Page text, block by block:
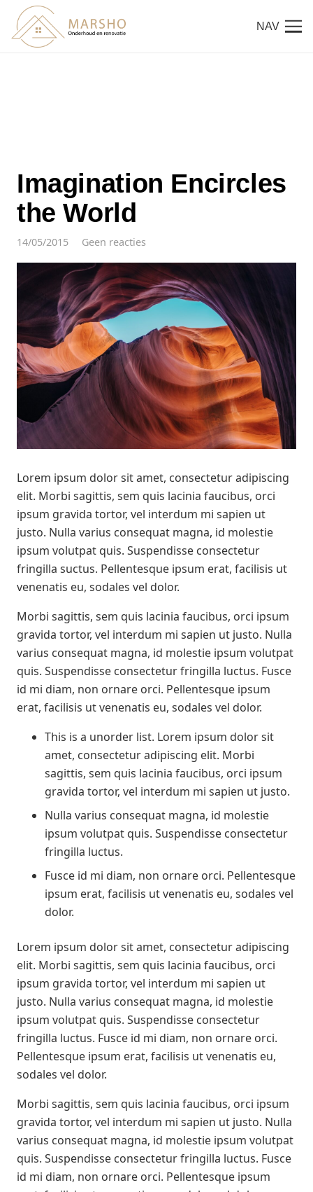
NAV
Imagination Encircles
the World
14/05/2015 Geen reacties
Lorem ipsum dolor sit amet, consectetur adipiscing
elit. Morbi sagittis, sem quis lacinia faucibus, orci
ipsum gravida tortor, vel interdum mi sapien ut
justo. Nulla varius consequat magna, id molestie
ipsum volutpat quis. Suspendisse consectetur
fringilla suctus. Pellentesque ipsum erat, facilisis ut
venenatis eu, sodales vel dolor.
Morbi sagittis, sem quis lacinia faucibus, orci ipsum
gravida tortor, vel interdum mi sapien ut justo. Nulla
varius consequat magna, id molestie ipsum volutpat
quis. Suspendisse consectetur fringilla luctus. Fusce
id mi diam, non ornare orci. Pellentesque ipsum
erat, facilisis ut venenatis eu, sodales vel dolor.
This is a unorder list. Lorem ipsum dolor sit
amet, consectetur adipiscing elit. Morbi
sagittis, sem quis lacinia faucibus, orci ipsum
gravida tortor, vel interdum mi sapien ut justo.
Nulla varius consequat magna, id molestie
ipsum volutpat quis. Suspendisse consectetur
fringilla luctus.
Fusce id mi diam, non ornare orci. Pellentesque
ipsum erat, facilisis ut venenatis eu, sodales vel
dolor.
Lorem ipsum dolor sit amet, consectetur adipiscing
elit. Morbi sagittis, sem quis lacinia faucibus, orci
ipsum gravida tortor, vel interdum mi sapien ut
justo. Nulla varius consequat magna, id molestie
ipsum volutpat quis. Suspendisse consectetur
fringilla luctus. Fusce id mi diam, non ornare orci.
Pellentesque ipsum erat, facilisis ut venenatis eu,
sodales vel dolor.
Morbi sagittis, sem quis lacinia faucibus, orci ipsum
gravida tortor, vel interdum mi sapien ut justo. Nulla
varius consequat magna, id molestie ipsum volutpat
quis. Suspendisse consectetur fringilla luctus. Fusce
id mi diam, non ornare orci. Pellentesque ipsum